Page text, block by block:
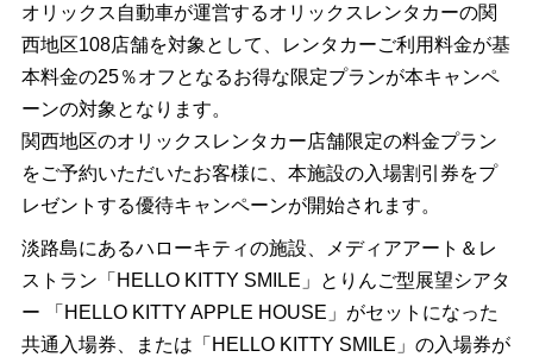
オリックス自動車が運営するオリックスレンタカーの関
西地区108店舗を対象として、レンタカーご利用料金が基
本料金の25％オフとなるお得な限定プランが本キャンペ
ーンの対象となります。
関西地区のオリックスレンタカー店舗限定の料金プラン
をご予約いただいたお客様に、本施設の入場割引券をプ
レゼントする優待キャンペーンが開始されます。
淡路島にあるハローキティの施設、メディアアート＆レ
ストラン「HELLO KITTY SMILE」とりんご型展望シアタ
ー 「HELLO KITTY APPLE HOUSE」がセットになった
共通入場券、または「HELLO KITTY SMILE」の入場券が